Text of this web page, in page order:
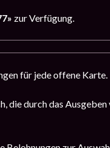
zur Verfügung.
für jede offene Karte.
durch das